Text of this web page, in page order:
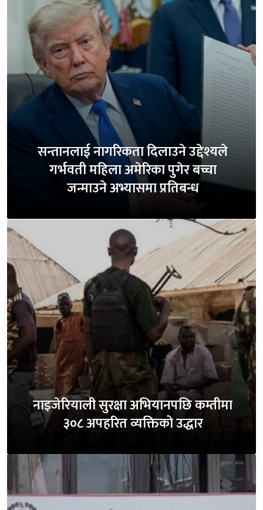
सन्तानलाई नागरिकता दिलाउने उद्देश्यले
गर्भवती महिला अमेरिका पुगेर बच्चा
जन्माउने अभ्यासमा प्रतिबन्ध
नाइजेरियाली सुरक्षा अभियानपछि कम्तीमा
३०८ अपहरित व्यक्तिको उद्धार